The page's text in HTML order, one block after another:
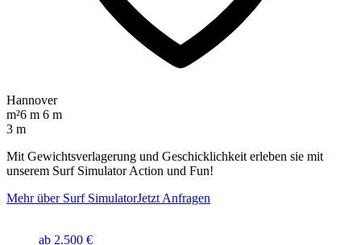
Hannover
m²6 m 6 m
3 m
Mit Gewichtsverlagerung und Geschicklichkeit erleben sie mit
unserem Surf Simulator Action und Fun!
Mehr über Surf SimulatorJetzt Anfragen
ab 2.500 €